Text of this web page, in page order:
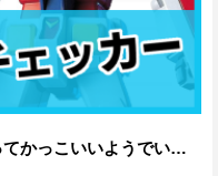
て実は全然かっこよくないのでは？